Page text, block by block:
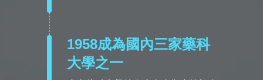
1958成為國內三家藥科
大學之一